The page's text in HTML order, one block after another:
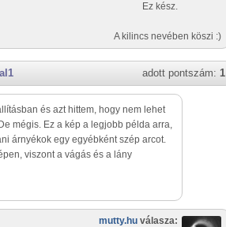
Ez kész.
A kilincs nevében köszi :)
adott pontszám: 1
és azt hittem, hogy nem lehet
mégis. Ez a kép a legjobb példa arra,
árnyékok egy egyébként szép arcot.
viszont a vágás és a lány
mutty.hu válasza: